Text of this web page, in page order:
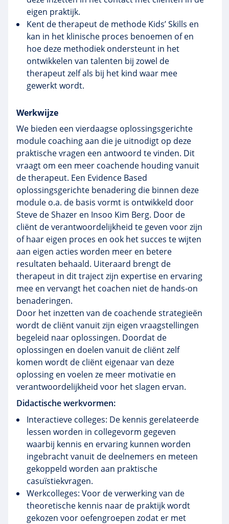
eigen praktijk.
Kent de therapeut de methode Kids’ Skills en
kan in het klinische proces benoemen of en
hoe deze methodiek ondersteunt in het
ontwikkelen van talenten bij zowel de
therapeut zelf als bij het kind waar mee
gewerkt wordt.
Werkwijze
We bieden een vierdaagse oplossingsgerichte
module coaching aan die je uitnodigt op deze
praktische vragen een antwoord te vinden. Dit
vraagt om een meer coachende houding vanuit
de therapeut. Een Evidence Based
oplossingsgerichte benadering die binnen deze
module o.a. de basis vormt is ontwikkeld door
Steve de Shazer en Insoo Kim Berg. Door de
cliënt de verantwoordelijkheid te geven voor zijn
of haar eigen proces en ook het succes te wijten
aan eigen acties worden meer en betere
resultaten behaald. Uiteraard brengt de
therapeut in dit traject zijn expertise en ervaring
mee en vervangt het coachen niet de hands-on
benaderingen.
Door het inzetten van de coachende strategieën
wordt de cliënt vanuit zijn eigen vraagstellingen
begeleid naar oplossingen. Doordat de
oplossingen en doelen vanuit de cliënt zelf
komen wordt de cliënt eigenaar van deze
oplossing en voelen ze meer motivatie en
verantwoordelijkheid voor het slagen ervan.
Didactische werkvormen:
Interactieve colleges: De kennis gerelateerde
lessen worden in collegevorm gegeven
waarbij kennis en ervaring kunnen worden
ingebracht vanuit de deelnemers en meteen
gekoppeld worden aan praktische
casuïstiekvragen.
Werkcolleges: Voor de verwerking van de
theoretische kennis naar de praktijk wordt
gekozen voor oefengroepen zodat er met